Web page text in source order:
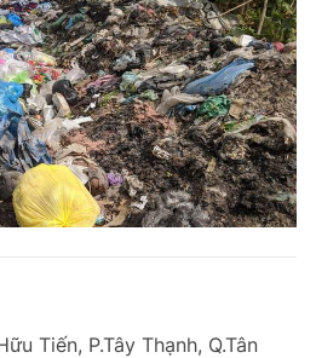
Tiến, P.Tây Thạnh, Q.Tân